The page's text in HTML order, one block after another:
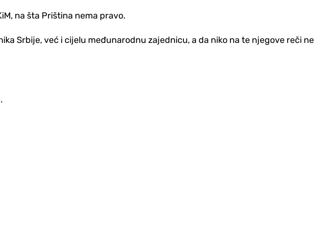
na šta Priština nema pravo.
Srbije, već i cijelu međunarodnu zajednicu, a da niko na te njegove reči ne